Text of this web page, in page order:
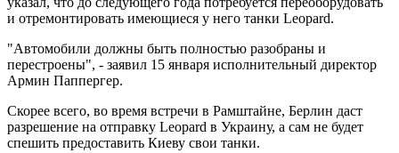
и отремонтировать имеющиеся у него танки Leopard.
"Автомобили должны быть полностью разобраны и
перестроены", - заявил 15 января исполнительный директор
Армин Паппергер.
Скорее всего, во время встречи в Рамштайне, Берлин даст
разрешение на отправку Leopard в Украину, а сам не будет
спешить предоставить Киеву свои танки.